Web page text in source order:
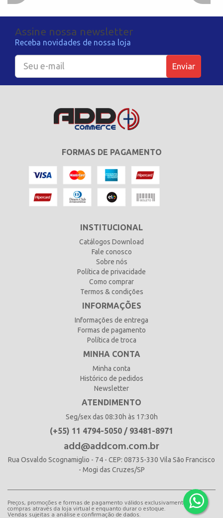
Assine nossa newsletter
Receba novidades de nossa loja
Enviar
FORMAS DE PAGAMENTO
INSTITUCIONAL
Catálogos Download
Fale conosco
Sobre nós
Política de privacidade
Como comprar
Termos & condições
INFORMAÇÕES
Informações de entrega
Formas de pagamento
Política de troca
MINHA CONTA
Minha conta
Histórico de pedidos
Newsletter
ATENDIMENTO
Seg/sex das 08:30h às 17:30h
(+55) 11 4794-5050 / 93481-8971
add@addcom.com.br
Rua Osvaldo Scognamiglio - 74 - CEP: 08735-330 Vila São Francisco
- Mogi das Cruzes/SP
Preços, promoções e formas de pagamento válidos exclusivamente para
compras através da loja virtual e enquanto durar o estoque.
Vendas sujeitas a análise e confirmação de dados.